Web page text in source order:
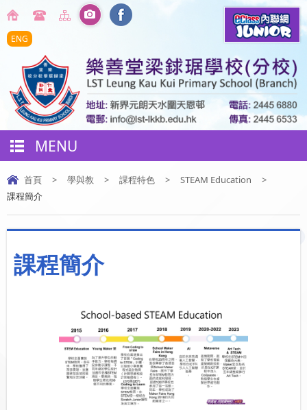
ENG
MENU
首頁 > 學與教 > 課程特色 > STEAM Education
>
課程簡介
課程簡介